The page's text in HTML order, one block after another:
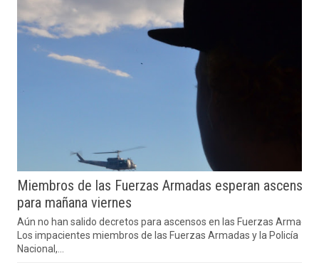
Miembros de las Fuerzas Armadas esperan ascensos
para mañana viernes
Aún no han salido decretos para ascensos en las Fuerzas Armadas
Los impacientes miembros de las Fuerzas Armadas y la Policía
Nacional,...